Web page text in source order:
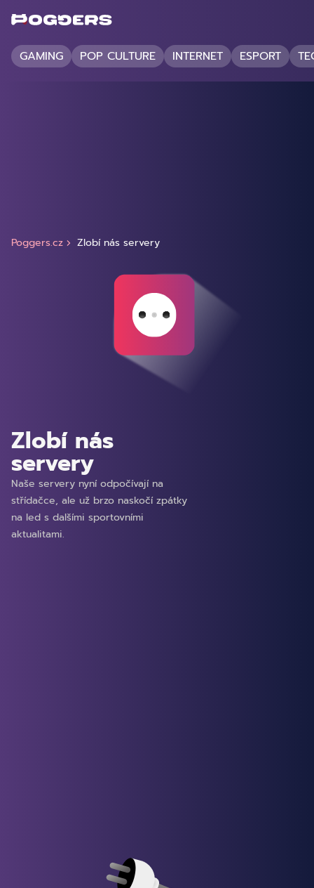
GAMING POP CULTURE INTERNET ESPORT
Poggers.cz Zlobí nás servery
Zlobí nás
servery
Naše servery nyní odpočívají na
střídačce, ale už brzo naskočí zpátky
na led s dalšími sportovními
aktualitami.